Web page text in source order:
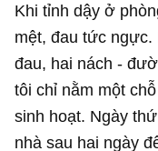
Khi tỉnh dậy ở
mệt, đau tức ngực.
đau, hai nách -
tôi chỉ nằm một
sinh hoạt. Ngày
nhà sau hai ngày